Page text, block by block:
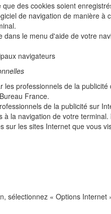
des cookies soient
de navigation de manière
le menu d'aide de votre
navigateurs
professionnels de la
France.
de la publicité sur
la navigation de votre
les sites Internet que vous
sélectionnez « Options Internet